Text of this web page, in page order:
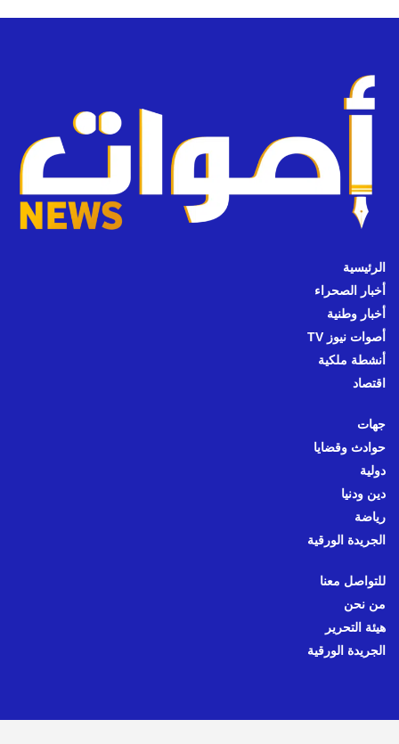
الرئيسية
أخبار الصحراء
أخبار وطنية
أصوات نيوز TV
أنشطة ملكية
اقتصاد
جهات
حوادث وقضايا
دولية
دين ودنيا
رياضة
الجريدة الورقية
للتواصل معنا
من نحن
هيئة التحرير
الجريدة الورقية